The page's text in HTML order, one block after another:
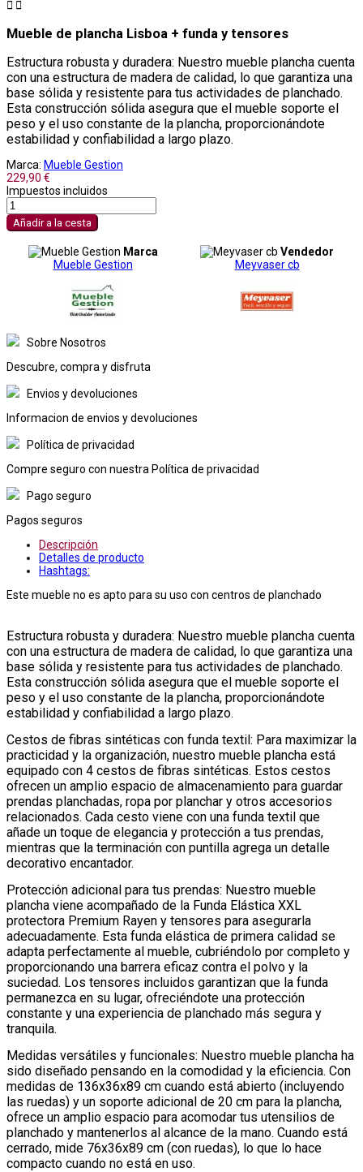
 
Mueble de plancha Lisboa + funda y tensores
Estructura robusta y duradera: Nuestro mueble plancha cuenta
con una estructura de madera de calidad, lo que garantiza una
base sólida y resistente para tus actividades de planchado.
Esta construcción sólida asegura que el mueble soporte el
peso y el uso constante de la plancha, proporcionándote
estabilidad y confiabilidad a largo plazo.
Marca: Mueble Gestion
229,90 €
Impuestos incluidos
Añadir a la cesta
Marca
Mueble Gestion
Vendedor
Meyvaser cb
Sobre Nosotros
Descubre, compra y disfruta
Envios y devoluciones
Informacion de envios y devoluciones
Política de privacidad
Compre seguro con nuestra Política de privacidad
Pago seguro
Pagos seguros
Descripción
Detalles de producto
Hashtags:
Este mueble no es apto para su uso con centros de planchado
Estructura robusta y duradera: Nuestro mueble plancha cuenta
con una estructura de madera de calidad, lo que garantiza una
base sólida y resistente para tus actividades de planchado.
Esta construcción sólida asegura que el mueble soporte el
peso y el uso constante de la plancha, proporcionándote
estabilidad y confiabilidad a largo plazo.
Cestos de fibras sintéticas con funda textil: Para maximizar la
practicidad y la organización, nuestro mueble plancha está
equipado con 4 cestos de fibras sintéticas. Estos cestos
ofrecen un amplio espacio de almacenamiento para guardar
prendas planchadas, ropa por planchar y otros accesorios
relacionados. Cada cesto viene con una funda textil que
añade un toque de elegancia y protección a tus prendas,
mientras que la terminación con puntilla agrega un detalle
decorativo encantador.
Protección adicional para tus prendas: Nuestro mueble
plancha viene acompañado de la Funda Elástica XXL
protectora Premium Rayen y tensores para asegurarla
adecuadamente. Esta funda elástica de primera calidad se
adapta perfectamente al mueble, cubriéndolo por completo y
proporcionando una barrera eficaz contra el polvo y la
suciedad. Los tensores incluidos garantizan que la funda
permanezca en su lugar, ofreciéndote una protección
constante y una experiencia de planchado más segura y
tranquila.
Medidas versátiles y funcionales: Nuestro mueble plancha ha
sido diseñado pensando en la comodidad y la eficiencia. Con
medidas de 136x36x89 cm cuando está abierto (incluyendo
las ruedas) y un soporte adicional de 20 cm para la plancha,
ofrece un amplio espacio para acomodar tus utensilios de
planchado y mantenerlos al alcance de la mano. Cuando está
cerrado, mide 76x36x89 cm (con ruedas), lo que lo hace
compacto cuando no está en uso.